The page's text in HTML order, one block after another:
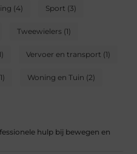
(4) Sport (3)
Tweewielers (1)
Vervoer en transport (1)
Woning en Tuin (2)
hulp bij bewegen en